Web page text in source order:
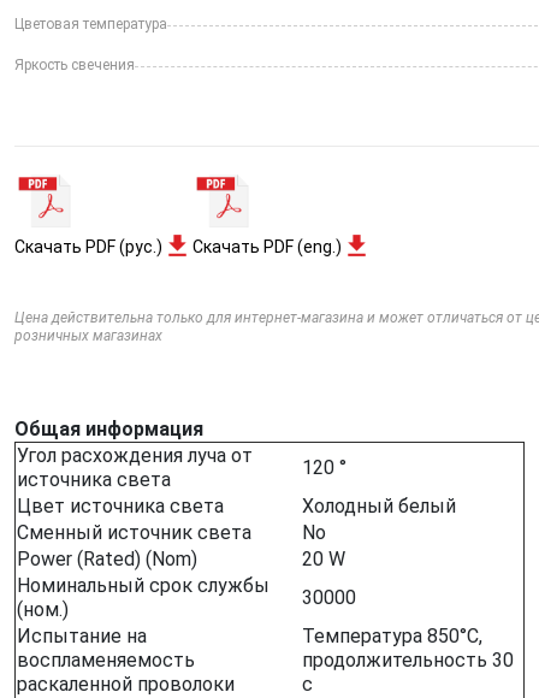
Цветовая температура
Яркость свечения
Скачать PDF (рус.) Скачать PDF (eng.)
Цена действительна только для интернет-магазина и может отличаться от
розничных магазинах
Общая информация
Угол расхождения луча от
источника света
120 °
Цвет источника света
Холодный белый
Сменный источник света
No
Power (Rated) (Nom)
20 W
Номинальный срок службы
(ном.)
30000
Испытание на
воспламеняемость
раскаленной проволоки
Температура 850°C,
продолжительность 30
с